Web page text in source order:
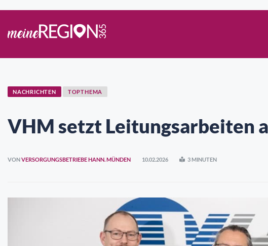
NACHRICHTEN TOPTHEMA
VHM setzt Leitungsarbeiten
VONVERSORGUNGSBETRIEBE HANN. MÜNDEN 10.02.2026 3 MINUTEN